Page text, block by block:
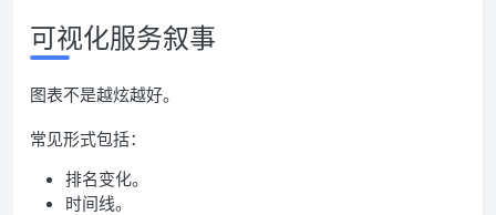
可视化服务叙事
图表不是越炫越好。
常见形式包括：
排名变化。
时间线。